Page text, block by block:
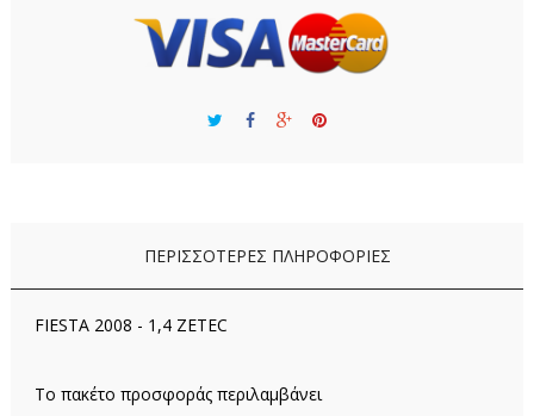
ΠΕΡΙΣΣΌΤΕΡΕΣ ΠΛΗΡΟΦΟΡΊΕΣ
FIESTA 2008 - 1,4 ZETEC
Το πακέτο προσφοράς περιλαμβάνει